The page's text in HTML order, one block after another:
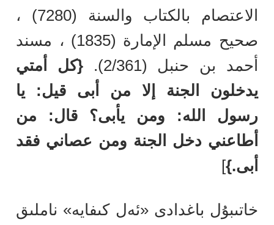
الاعتصام بالكتاب والسنة (7280) ،
صحيح مسلم الإمارة (1835) ، مسند
أحمد بن حنبل (2/361).
{كل أمتي
يدخلون الجنة إلا من أبى قيل: يا
رسول الله: ومن يأبى؟ قال: من
أطاعني دخل الجنة ومن عصاني فقد
أبى.}]
خاتىبۇل باغدادى «ئەل كىفايە» ناملىق